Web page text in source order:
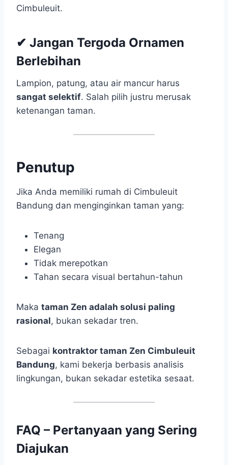
Cimbuleuit.
✔ Jangan Tergoda Ornamen
Berlebihan
Lampion, patung, atau air mancur harus
sangat selektif. Salah pilih justru merusak
ketenangan taman.
Penutup
Jika Anda memiliki rumah di Cimbuleuit
Bandung dan menginginkan taman yang:
Tenang
Elegan
Tidak merepotkan
Tahan secara visual bertahun-tahun
Maka taman Zen adalah solusi paling
rasional, bukan sekadar tren.
Sebagai kontraktor taman Zen Cimbuleuit
Bandung, kami bekerja berbasis analisis
lingkungan, bukan sekadar estetika sesaat.
FAQ – Pertanyaan yang Sering
Diajukan